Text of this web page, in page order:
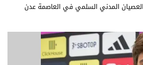
العصيان المدني السلمي في العاصمة عدن